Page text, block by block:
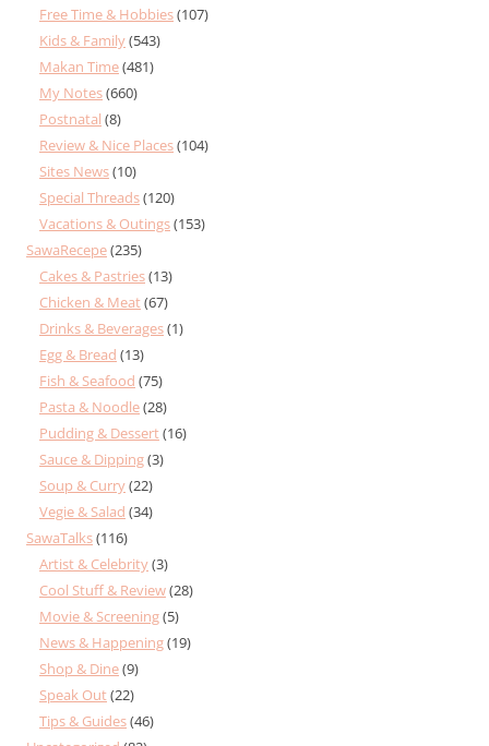
Free Time & Hobbies(107)
Kids & Family(543)
Makan Time(481)
My Notes(660)
Postnatal (8)
Review & Nice Places(104)
Sites News(10)
Special Threads(120)
Vacations & Outings(153)
SawaRecepe(235)
Cakes & Pastries(13)
Chicken & Meat(67)
Drinks & Beverages(1)
Egg & Bread (13)
Fish & Seafood (75)
Pasta & Noodle(28)
Pudding & Dessert(16)
Sauce & Dipping(3)
Soup & Curry(22)
Vegie & Salad (34)
SawaTalks(116)
Artist & Celebrity(3)
Cool Stuff & Review(28)
Movie & Screening(5)
News & Happening(19)
Shop & Dine(9)
Speak Out(22)
Tips & Guides(46)